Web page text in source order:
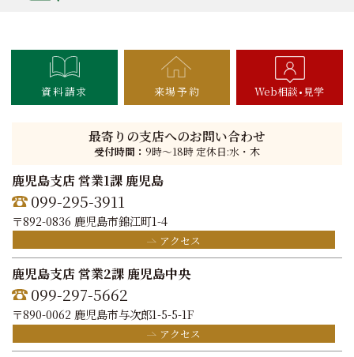
資料請求 来場予約 Web相談 見学
最寄りの支店へのお問い合わせ
受付時間： 9時〜18時 定休日:水・木
鹿児島支店 営業1課 鹿児島
099-295-3911
〒892-0836 鹿児島市錦江町1-4
アクセス
鹿児島支店 営業2課 鹿児島中央
099-297-5662
〒890-0062 鹿児島市与次郎1-5-5-1F
アクセス